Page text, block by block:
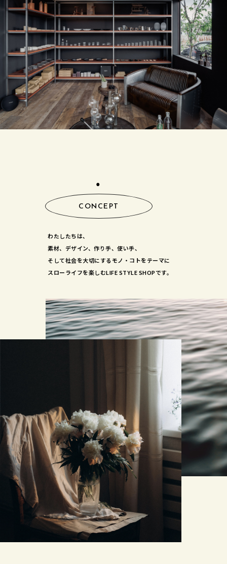
⚫︎
CONCEPT
わたしたちは、
素材、デザイン、作り手、使い手、
そして社会を大切にするモノ・コトをテーマに
スローライフを楽しむLIFE STYLE SHOPです。